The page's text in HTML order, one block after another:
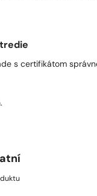
s certifikátom